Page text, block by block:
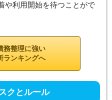
や利用開始を待つことがで
務整理に強い
ランキングへ
クとルール